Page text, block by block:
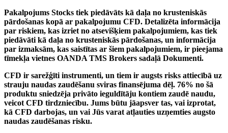
Pakalpojums Stocks tiek piedāvāts kā daļa no krusteniskās
pārdošanas kopā ar pakalpojumu CFD. Detalizēta informācija
par riskiem, kas izriet no atsevišķiem pakalpojumiem, kas tiek
piedāvāti kā daļa no krusteniskās pārdošanas, un informācija
par izmaksām, kas saistītas ar šiem pakalpojumiem, ir pieejama
tīmekļa vietnes OANDA TMS Brokers sadaļā Dokumenti.
CFD ir sarežģīti instrumenti, un tiem ir augsts risks attiecībā uz
strauju naudas zaudēšanu sviras finansējuma dēļ. 76% no šā
produktu sniedzēja privāto ieguldītāju kontiem zaudē naudu,
veicot CFD tirdzniecību. Jums būtu jāapsver tas, vai izprotat,
kā CFD darbojas, un vai Jūs varat atļauties uzņemties augsto
naudas zaudēšanas risku.